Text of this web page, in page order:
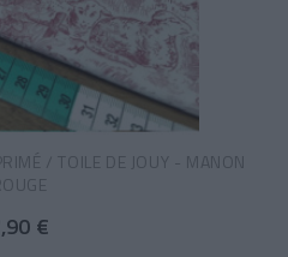
/ TOILE DE JOUY - MANON
€